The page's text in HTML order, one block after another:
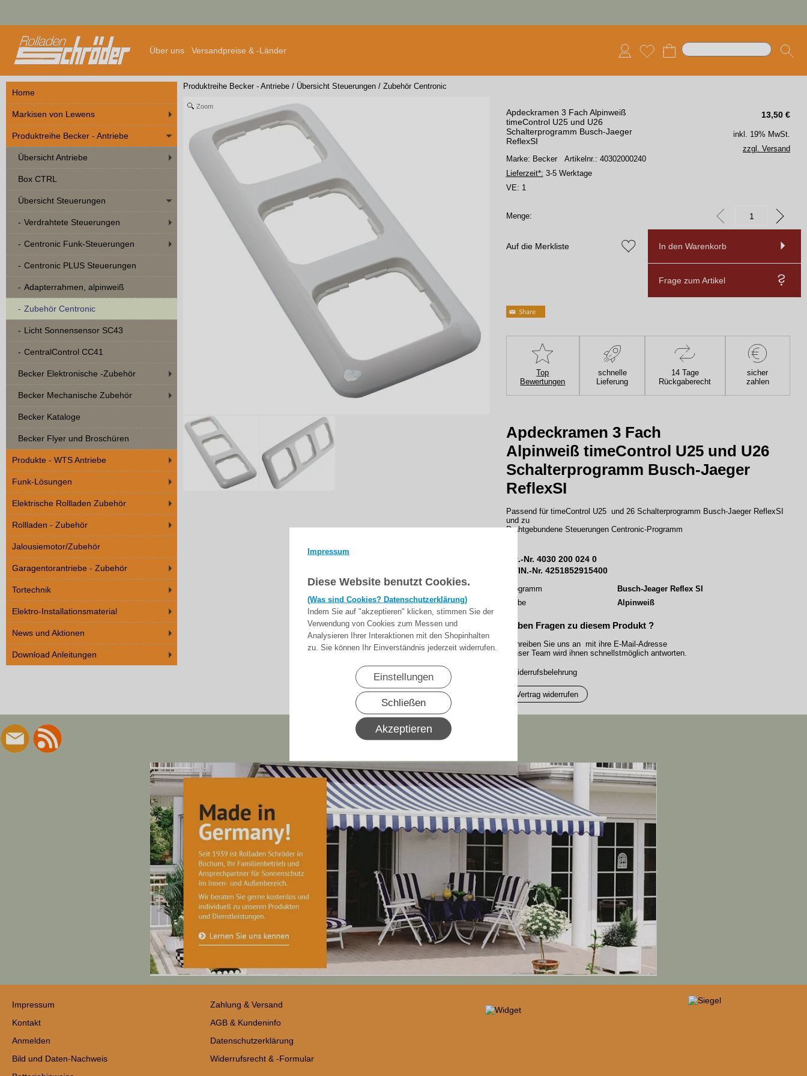
Impressum
Diese Website benutzt Cookies.
(Was sind Cookies? Datenschutzerklärung)
Indem Sie auf "akzeptieren" klicken, stimmen Sie der
Verwendung von Cookies zum Messen und
Analysieren Ihrer Interaktionen mit den Shopinhalten
zu. Sie können Ihr Einverständnis jederzeit widerrufen.
Einstellungen
Schließen
Akzeptieren
Über uns Versandpreise & -Länder
Home
Markisen von Lewens
Produktreihe Becker - Antriebe
Übersicht Antriebe
Box CTRL
Übersicht Steuerungen
Verdrahtete Steuerungen
Centronic Funk-Steuerungen
Centronic PLUS Steuerungen
Adapterrahmen, alpinweiß
Zubehör Centronic
Licht Sonnensensor SC43
CentralControl CC41
Becker Elektronische -Zubehör
Becker Mechanische Zubehör
Becker Kataloge
Becker Flyer und Broschüren
Produkte - WTS Antriebe
Funk-Lösungen
Elektrische Rollladen Zubehör
Rollladen - Zubehör
Jalousiemotor/Zubehör
Garagentorantriebe - Zubehör
Tortechnik
Elektro-Installationsmaterial
News und Aktionen
Download Anleitungen
Produktreihe Becker - Antriebe / Übersicht Steuerungen / Zubehör Centronic
Zoom
13,50 €
Apdeckramen 3 Fach Alpinweiß
timeControl U25 und U26
Schalterprogramm Busch-Jaeger
ReflexSI
Marke: Becker Artikelnr.: 40302000240
Lieferzeit*: 3-5 Werktage
VE: 1
inkl. 19% MwSt.
zzgl. Versand
Menge:
Auf die Merkliste In den Warenkorb
Frage zum Artikel
Top
Bewertungen
schnelle
Lieferung
14 Tage
Rückgaberecht
sicher
zahlen
Apdeckramen 3 Fach
Alpinweiß timeControl U25 und U26
Schalterprogramm Busch-Jaeger
ReflexSI
Passend für timeControl U25 und 26 Schalterprogramm Busch-Jaeger ReflexSI
und zu
Drahtgebundene Steuerungen Centronic-Programm
Art.-Nr. 4030 200 024 0
GTIN.-Nr. 4251852915400
Programm
Busch-Jeager Reflex SI
Farbe
Alpinweiß
Haben Fragen zu diesem Produkt ?
Schreiben Sie uns an mit ihre E-Mail-Adresse
Unser Team wird ihnen schnellstmöglich antworten.
▸Widerrufsbelehrung
Vertrag widerrufen
Impressum
Kontakt
Anmelden
Bild und Daten-Nachweis
Zahlung & Versand
AGB & Kundeninfo
Datenschutzerklärung
Widerrufsrecht & -Formular